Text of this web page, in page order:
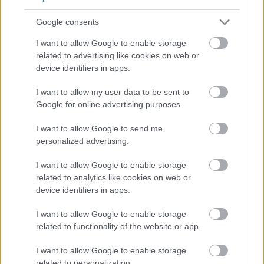
Google consents
I want to allow Google to enable storage
related to advertising like cookies on web or
device identifiers in apps.
I want to allow my user data to be sent to
Google for online advertising purposes.
I want to allow Google to send me
personalized advertising.
I want to allow Google to enable storage
related to analytics like cookies on web or
device identifiers in apps.
I want to allow Google to enable storage
related to functionality of the website or app.
I want to allow Google to enable storage
kumplikadong lasa.
pangunahing dahilan para sa katanyagan nito. Ang
neutralidad na ito ay nagbibigay-daan sa mga malt
at hops na ganap na maipahayag ang kanilang
sarili. Bilang resulta, ipinagmamalaki ng serbesa
ang malalim at masarap na profile.
Napakalaki ng papel ng yeast sa paghubog ng
huling lasa at amoy ng beer. Ang M42 New World
Strong Ale Yeast ng Mangrove Jack ay mahusay sa
pagpapalakas ng karakter ng beer. Ginagawa ito
nang hindi nagdaragdag ng mga hindi gustong lasa
o aroma.
Ang mga pangunahing aspeto ng profile ng lasa at
aroma na dinadala ng lebadura ng M42 ay
Neutral yeast aroma, na nagpapahintulot sa